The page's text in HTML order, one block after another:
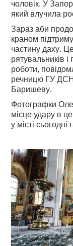
чоловік. У
який влучила
Зараз аби
краном
частину даху.
рятувальників
роботи,
речницю ГУ
Баришеву.
Фотографки
місце удару в
у місті